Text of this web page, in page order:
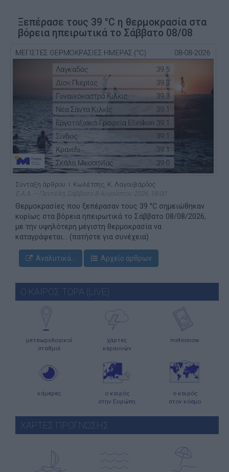
Ξεπέρασε τους 39 °C η θερμοκρασία στα
βόρεια ηπειρωτικά το Σάββατο 08/08
Σύνταξη άρθρου: Ι. Κωλέτσης, Κ. Λαγουβάρδος
Ε.Α.Α. – Πεντέλη, Σάββατο 8 Αυγούστου 2026, 18:00
Θερμοκρασίες που ξεπέρασαν τους 39 °C σημειώθηκαν
κυρίως στα βόρεια ηπειρωτικά το Σάββατο 08/08/2026,
με την υψηλότερη μέγιστη θερμοκρασία να
καταγράφεται... (πατήστε για συνέχεια)
Αναλυτικά... Αρχείο άρθρων
Ο ΚΑΙΡΟΣ ΤΩΡΑ (LIVE)
μετεωρολογικοί
σταθμοί
χάρτες
κεραυνών
meteonow
κάμερες
ο καιρός
στην Ευρώπη
ο καιρός
στον κόσμο
ΧΑΡΤΕΣ ΠΡΟΓΝΩΣΗΣ